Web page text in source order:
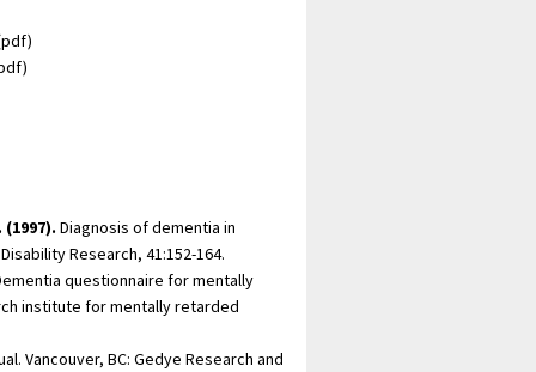
Diagnosis of dementia in
Research, 41:152-164.
questionnaire for mentally
institute for mentally retarded
Vancouver, BC: Gedye Research and